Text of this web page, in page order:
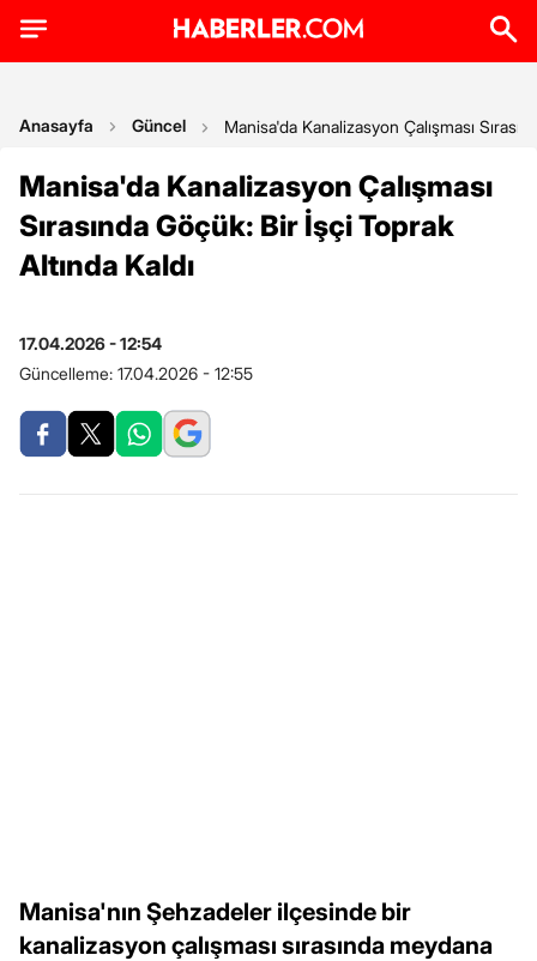
Anasayfa Güncel Manisa'da Kanalizasyon Çalışması
Manisa'da Kanalizasyon Çalışması
Sırasında Göçük: Bir İşçi Toprak
Altında Kaldı
17.04.2026 - 12:54
Güncelleme: 17.04.2026 - 12:55
Manisa'nın Şehzadeler ilçesinde bir
kanalizasyon çalışması sırasında meydana